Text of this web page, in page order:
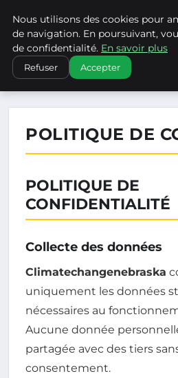
ACCUEIL › POLITIQUE DE
POLITIQUE DE
POLITIQUE DE
CONFIDENTIALITÉ
Collecte des données
Climatechangenebraska
uniquement les données
nécessaires au
Aucune donnée
partagée avec des tiers
consentement.
Nous utilisons des cookies pour
de navigation. En poursuivant,
de confidentialité. En savoir plus
Refuser Accepter